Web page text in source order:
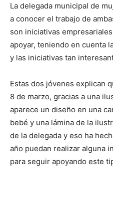
La delegada municipal de
a conocer el trabajo de
son iniciativas
apoyar, teniendo en cuenta
y las iniciativas tan
Estas dos jóvenes explican
8 de marzo, gracias a una
aparece un diseño en una
bebé y una lámina de la
de la delegada y eso ha
año puedan realizar alguna
para seguir apoyando este